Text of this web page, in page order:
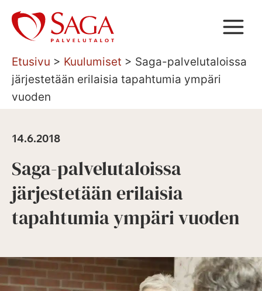
Siirry
sisältöön
Etusivu > Kuulumiset > Saga-palvelutaloissa
järjestetään erilaisia tapahtumia ympäri
vuoden
14.6.2018
Saga-palvelutaloissa
järjestetään erilaisia
tapahtumia ympäri vuoden